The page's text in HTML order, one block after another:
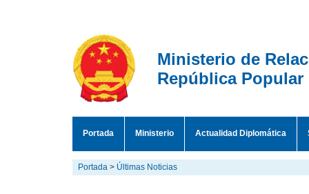
Ministerio de
República Popular
Portada Ministerio Actualidad Diplomática
Portada > Últimas Noticias